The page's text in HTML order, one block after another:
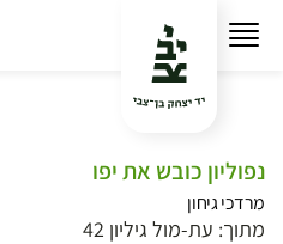
נפוליון כובש את יפו
מרדכי גיחון
מתוך: עת-מול גיליון 42